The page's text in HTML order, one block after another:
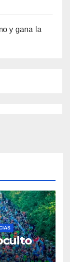
y gana la